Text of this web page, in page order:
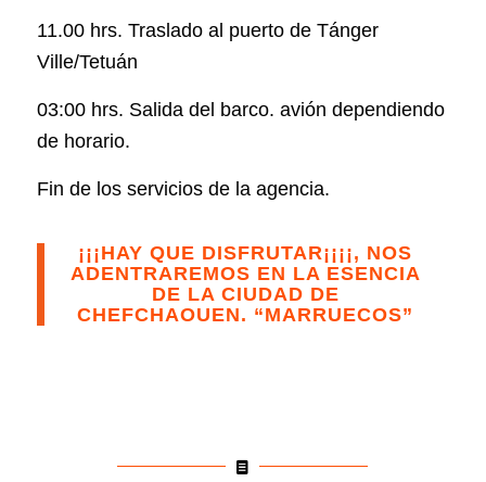
​11.00 hrs. Traslado al puerto de Tánger
Ville/Tetuán
03:00 hrs. Salida del barco. avión dependiendo
de horario.
Fin de los servicios de la agencia.
¡¡¡HAY QUE DISFRUTAR¡¡¡¡, NOS
ADENTRAREMOS EN LA ESENCIA
DE LA CIUDAD DE
CHEFCHAOUEN. “MARRUECOS”